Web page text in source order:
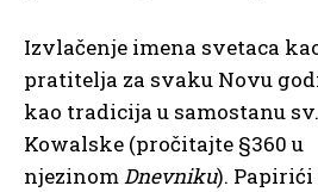
Izvlačenje imena svetaca
pratitelja za svaku Novu
kao tradicija u samostanu
Kowalske (pročitajte §360 u
njezinomDnevniku).